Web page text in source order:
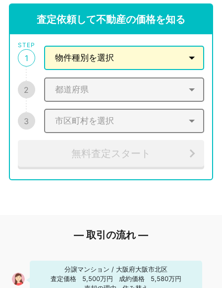
査定依頼して不動産の価格を知る
STEP
1
2
3
無料査定スタート
― 取引の流れ ―
分譲マンション / 大阪府大阪市北区
査定価格
5,500万円 成約価格
5,580万円